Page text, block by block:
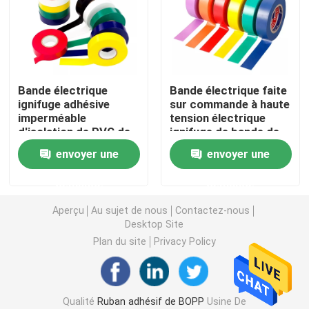
Ruban adhésif de PVC
Ruban adhésif de fibre de verre
Petit pain de film de bout droit
Ruban adhésif de emballage
Ruban adhésif de Polyimide
Ruban adhésif de mousse
Bande électrique
ignifuge adhésive
imperméable
d'isolation de PVC de
bande d'isolation
d'approbation
d'UL/VDE/RoHS
envoyer une
Bande électrique faite
sur commande à haute
tension électrique
ignifuge de bande de
PVC de la bande 600V
d'isolation de fil
envoyer une
Aperçu Au sujet de nous
Contactez-nous
Desktop Site
Plan du site
Privacy Policy
Qualité Ruban adhésif de BOPP Usine De